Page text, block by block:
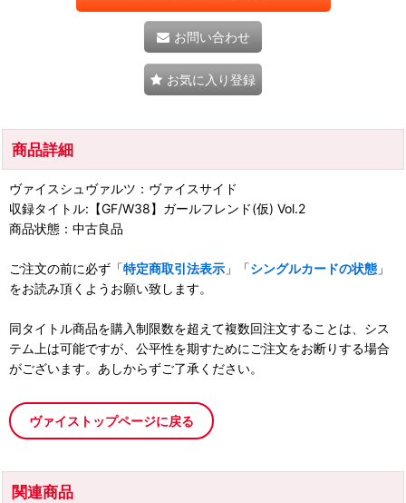
お問い合わせ
お気に入り登録
商品詳細
ヴァイスシュヴァルツ：ヴァイスサイド
収録タイトル:【GF/W38】ガールフレンド(仮) Vol.2
商品状態：中古良品
ご注文の前に必ず「特定商取引法表示 」「シングルカードの状態 」
をお読み頂くようお願い致します。
同タイトル商品を購入制限数を超えて複数回注文することは、シス
テム上は可能ですが、公平性を期すためにご注文をお断りする場合
がございます。あしからずご了承ください。
ヴァイストップページに戻る
関連商品